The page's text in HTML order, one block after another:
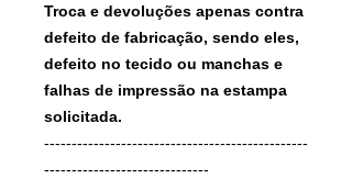
Troca e devoluções apenas contra
defeito de fabricação, sendo eles,
defeito no tecido ou manchas e
falhas de impressão na estampa
solicitada.
------------------------------------------------
------------------------------